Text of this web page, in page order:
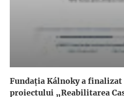
Fundația Kálnoky a
proiectului „Reabilitarea